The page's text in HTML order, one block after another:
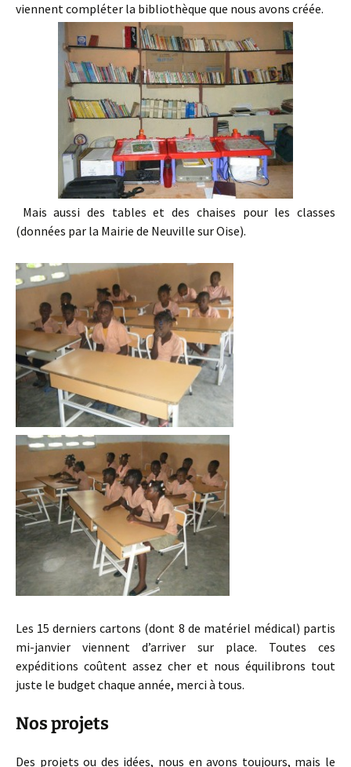
viennent compléter la bibliothèque que nous avons créée.
Mais aussi des tables et des chaises pour les classes
(données par la Mairie de Neuville sur Oise).
Les 15 derniers cartons (dont 8 de matériel médical) partis
mi-janvier viennent d’arriver sur place. Toutes ces
expéditions coûtent assez cher et nous équilibrons tout
juste le budget chaque année, merci à tous.
Nos projets
Des projets ou des idées, nous en avons toujours, mais le